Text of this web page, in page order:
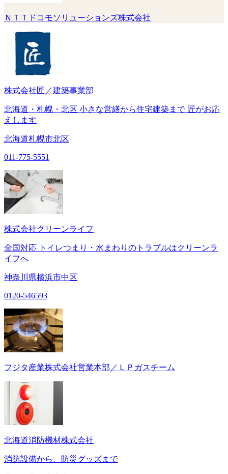
ＮＴＴドコモソリューションズ株式会社
株式会社匠／建築事業部
北海道・札幌・北区 小さな営繕から住宅建築まで 匠がお応
えします
北海道札幌市北区
011-775-5551
株式会社クリーンライフ
全国対応 トイレつまり・水まわりのトラブルはクリーンラ
イフへ
神奈川県横浜市中区
0120-546593
フジタ産業株式会社営業本部／ＬＰガスチーム
北海道消防機材株式会社
消防設備から、防災グッズまで